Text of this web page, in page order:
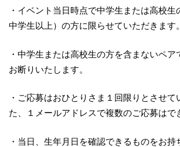
・イベント当日時点で中学生または高校
中学生以上）の方に限らせていただきます。
・中学生または高校生の方を含まないペア
お断りいたします。
・ご応募はおひとりさま１回限りとさせて
た、１メールアドレスで複数のご応募はで
・当日、生年月日を確認できるものをお持